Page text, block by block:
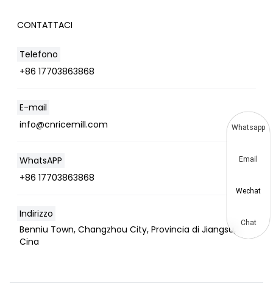
CONTATTACI
Telefono
+86 17703863868
E-mail
info@cnricemill.com
WhatsAPP
+86 17703863868
Indirizzo
Benniu Town, Changzhou City, Provincia di Jiangsu,
Cina
Whatsapp
Email
Wechat
Chat